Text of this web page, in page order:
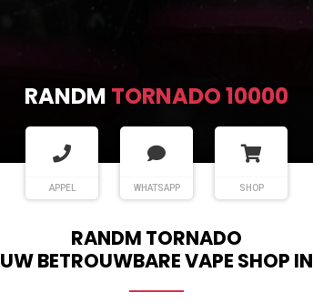
RANDM TORNADO 10000
APPEL WHATSAPP SHOP
RANDM TORNADO
UW BETROUWBARE VAPE SHOP IN